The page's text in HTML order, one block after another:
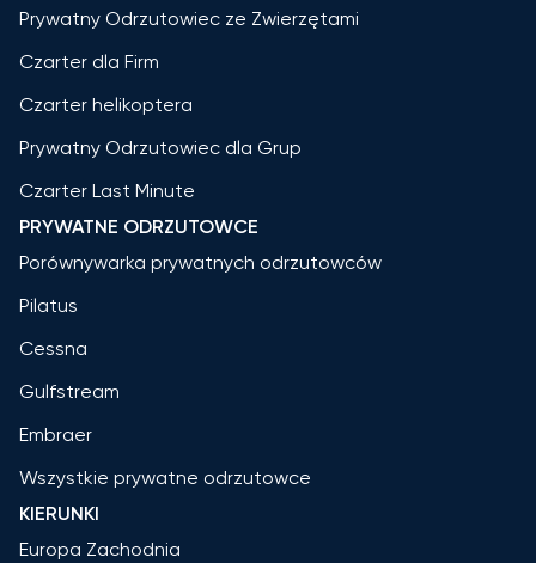
Prywatny Odrzutowiec ze Zwierzętami
Czarter dla Firm
Czarter helikoptera
Prywatny Odrzutowiec dla Grup
Czarter Last Minute
PRYWATNE ODRZUTOWCE
Porównywarka prywatnych odrzutowców
Pilatus
Cessna
Gulfstream
Embraer
Wszystkie prywatne odrzutowce
KIERUNKI
Europa Zachodnia